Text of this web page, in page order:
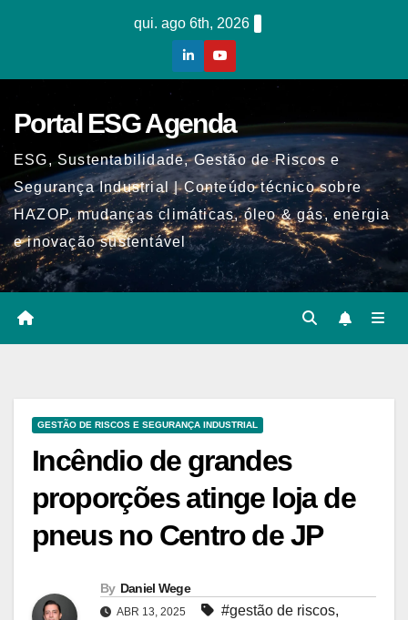
qui. ago 6th, 2026
Portal ESG Agenda
ESG, Sustentabilidade, Gestão de Riscos e
Segurança Industrial | Conteúdo técnico sobre
HAZOP, mudanças climáticas, óleo & gás, energia
e inovação sustentável
GESTÃO DE RISCOS E SEGURANÇA INDUSTRIAL
Incêndio de grandes
proporções atinge loja de
pneus no Centro de JP
By Daniel Wege
ABR 13, 2025 #gestão de riscos,